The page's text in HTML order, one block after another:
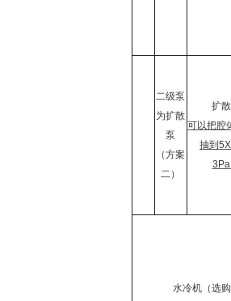
二级泵
为扩散
泵
（方案
二）
扩
可以把腔
抽到
3Pa
水冷机（选